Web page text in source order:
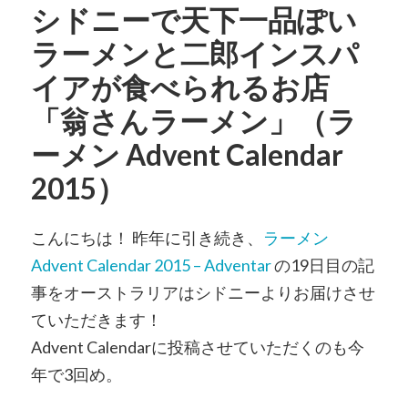
シドニーで天下一品ぽい
ラーメンと二郎インスパ
イアが食べられるお店
「翁さんラーメン」（ラ
ーメン Advent Calendar
2015）
こんにちは！ 昨年に引き続き、
ラーメン
Advent Calendar 2015 – Adventarの19日目の記
事をオーストラリアはシドニーよりお届けさせ
ていただきます！
Advent Calendarに投稿させていただくのも今
年で3回め。